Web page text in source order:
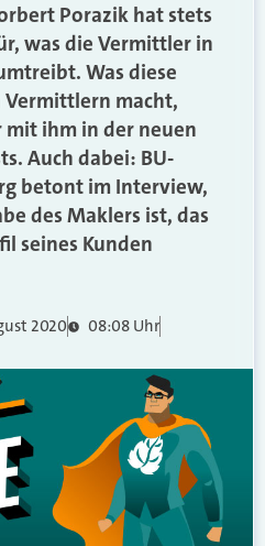
Porazik hat stets
was die Vermittler in
Was diese
macht,
ihm in der neuen
Auch dabei: BU-
betont im Interview,
des Maklers ist, das
seines Kunden
2020
08:08 Uhr